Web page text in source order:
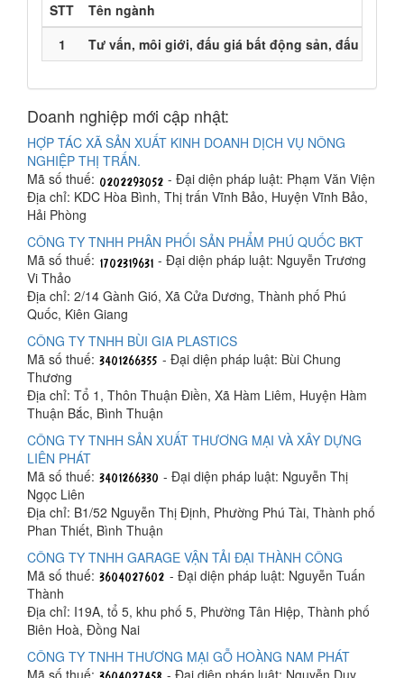
STT
Tên ngành
1
Tư vấn, môi giới, đấu giá bất động sản, đấu giá
Doanh nghiệp mới cập nhật:
HỢP TÁC XÃ SẢN XUẤT KINH DOANH DỊCH VỤ NÔNG
NGHIỆP THỊ TRẤN.
Mã số thuế:
- Đại diện pháp luật: Phạm Văn Viện
Địa chỉ: KDC Hòa Bình, Thị trấn Vĩnh Bảo, Huyện Vĩnh Bảo,
Hải Phòng
CÔNG TY TNHH PHÂN PHỐI SẢN PHẨM PHÚ QUỐC BKT
Mã số thuế:
- Đại diện pháp luật: Nguyễn Trương
Vi Thảo
Địa chỉ: 2/14 Gành Gió, Xã Cửa Dương, Thành phố Phú
Quốc, Kiên Giang
CÔNG TY TNHH BÙI GIA PLASTICS
Mã số thuế:
- Đại diện pháp luật: Bùi Chung
Thương
Địa chỉ: Tổ 1, Thôn Thuận Điền, Xã Hàm Liêm, Huyện Hàm
Thuận Bắc, Bình Thuận
CÔNG TY TNHH SẢN XUẤT THƯƠNG MẠI VÀ XÂY DỰNG
LIÊN PHÁT
Mã số thuế:
- Đại diện pháp luật: Nguyễn Thị
Ngọc Liên
Địa chỉ: B1/52 Nguyễn Thị Định, Phường Phú Tài, Thành phố
Phan Thiết, Bình Thuận
CÔNG TY TNHH GARAGE VẬN TẢI ĐẠI THÀNH CÔNG
Mã số thuế:
- Đại diện pháp luật: Nguyễn Tuấn
Thành
Địa chỉ: I19A, tổ 5, khu phố 5, Phường Tân Hiệp, Thành phố
Biên Hoà, Đồng Nai
CÔNG TY TNHH THƯƠNG MẠI GỖ HOÀNG NAM PHÁT